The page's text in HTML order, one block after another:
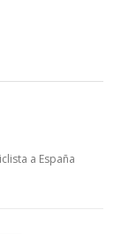
a España